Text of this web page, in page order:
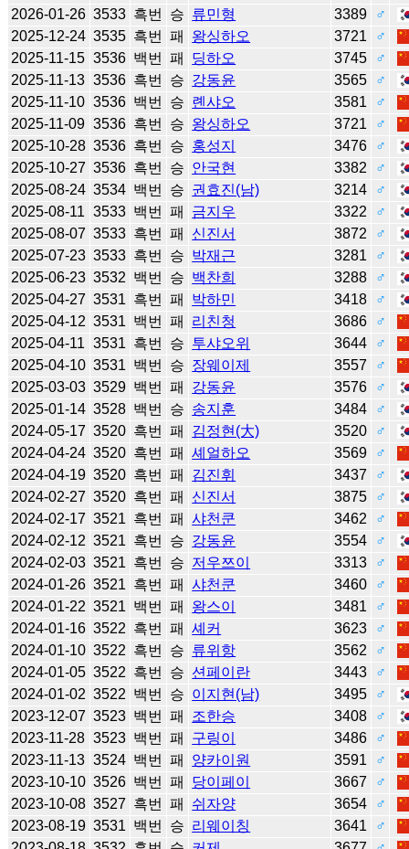
2026-01-26 3533 흑번 승 류민형 3389
♂
2025-12-24 3535 흑번 패 왕싱하오 3721
♂
2025-11-15 3536 백번 패 딩하오 3745
♂
2025-11-13 3536 흑번 승 강동윤 3565
♂
2025-11-10 3536 백번 승 롄샤오 3581
♂
2025-11-09 3536 흑번 승 왕싱하오 3721
♂
2025-10-28 3536 흑번 승 홍성지 3476
♂
2025-10-27 3536 흑번 승 안국현 3382
♂
2025-08-24 3534 백번 승 권효진(남) 3214
♂
2025-08-11 3533 백번 패 금지우 3322
♂
2025-08-07 3533 흑번 패 신진서 3872
♂
2025-07-23 3533 흑번 승 박재근 3281
♂
2025-06-23 3532 백번 승 백찬희 3288
♂
2025-04-27 3531 흑번 패 박하민 3418
♂
2025-04-12 3531 백번 패 리친청 3686
♂
2025-04-11 3531 흑번 승 투샤오위 3644
♂
2025-04-10 3531 백번 승 장웨이제 3557
♂
2025-03-03 3529 백번 패 강동윤 3576
♂
2025-01-14 3528 백번 승 송지훈 3484
♂
2024-05-17 3520 흑번 패 김정현(大) 3520
♂
2024-04-24 3520 흑번 패 셰얼하오 3569
♂
2024-04-19 3520 흑번 패 김진휘 3437
♂
2024-02-27 3520 흑번 패 신진서 3875
♂
2024-02-17 3521 흑번 패 샤천쿤 3462
♂
2024-02-12 3521 흑번 승 강동윤 3554
♂
2024-02-03 3521 흑번 승 저우쯔이 3313
♂
2024-01-26 3521 흑번 패 샤천쿤 3460
♂
2024-01-22 3521 백번 패 왕스이 3481
♂
2024-01-16 3522 흑번 패 셰커 3623
♂
2024-01-10 3522 흑번 승 류위항 3562
♂
2024-01-05 3522 흑번 승 션페이란 3443
♂
2024-01-02 3522 백번 승 이지현(남) 3495
♂
2023-12-07 3523 백번 패 조한승 3408
♂
2023-11-28 3523 백번 패 구링이 3486
♂
2023-11-13 3524 백번 패 양카이원 3591
♂
2023-10-10 3526 백번 패 당이페이 3667
♂
2023-10-08 3527 흑번 패 쉬자양 3654
♂
2023-08-19 3531 백번 승 리웨이칭 3641
♂